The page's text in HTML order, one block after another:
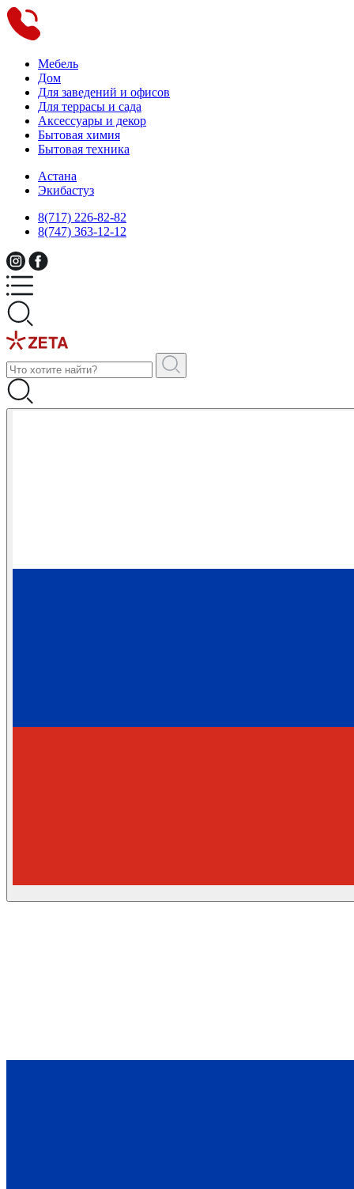
Мебель
Дом
Для заведений и офисов
Для террасы и сада
Аксессуары и декор
Бытовая химия
Бытовая техника
Астана
Экибастуз
8(717) 226-82-82
8(747) 363-12-12